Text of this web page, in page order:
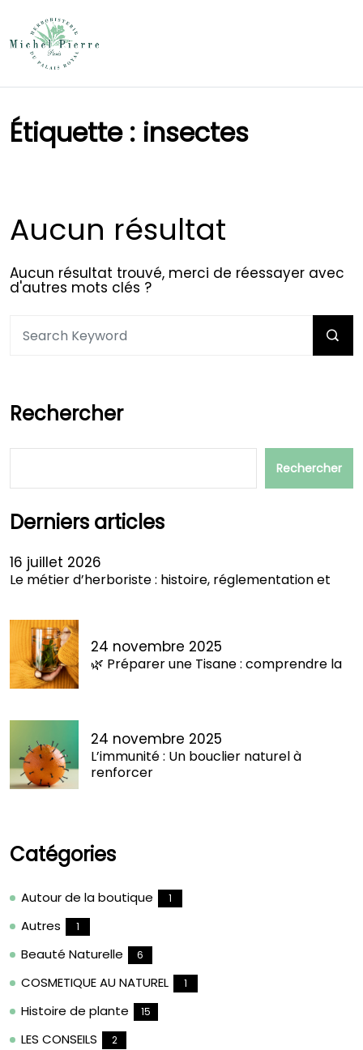
Étiquette : insectes
Aucun résultat
Aucun résultat trouvé, merci de réessayer avec
d'autres mots clés ?
Rechercher
Rechercher
Derniers articles
16 juillet 2026
Le métier d’herboriste : histoire, réglementation et
24 novembre 2025
🌿 Préparer une Tisane : comprendre la
24 novembre 2025
L’immunité : Un bouclier naturel à
renforcer
Catégories
Autour de la boutique 1
Autres 1
Beauté Naturelle 6
COSMETIQUE AU NATUREL 1
Histoire de plante 15
LES CONSEILS 2